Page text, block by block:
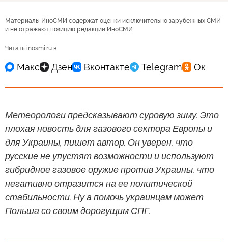
Материалы ИноСМИ содержат оценки исключительно зарубежных СМИ
и не отражают позицию редакции ИноСМИ
Читать inosmi.ru в
Метеорологи предсказывают суровую зиму. Это
плохая новость для газового сектора Европы и
для Украины, пишет автор. Он уверен, что
русские не упустят возможности и используют
гибридное газовое оружие против Украины, что
негативно отразится на ее политической
стабильности. Ну а помочь украинцам может
Польша со своим дорогущим СПГ.